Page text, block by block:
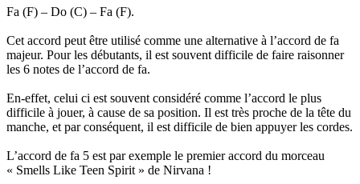
Fa (F) – Do (C) – Fa (F).
Cet accord peut être utilisé comme une alternative à l’accord de fa
majeur. Pour les débutants, il est souvent difficile de faire raisonner
les 6 notes de l’accord de fa.
En-effet, celui ci est souvent considéré comme l’accord le plus
difficile à jouer, à cause de sa position. Il est très proche de la tête du
manche, et par conséquent, il est difficile de bien appuyer les cordes.
L’accord de fa 5 est par exemple le premier accord du morceau
« Smells Like Teen Spirit » de Nirvana !